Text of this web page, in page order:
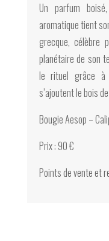
Un parfum
aromatique tient
grecque, célèbre
planétaire de son
le rituel grâce à
s’ajoutent le bois
Bougie Aesop –
Prix : 90 €
Points de vente et